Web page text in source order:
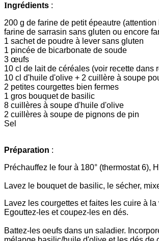
Ingrédients :
200 g de farine de petit épeautre
farine de sarrasin sans gluten ou encore
1 sachet de poudre à lever sans gluten
1 pincée de bicarbonate de soude
3 œufs
10 cl de lait de céréales (voir recette dans
10 cl d'huile d'olive + 2 cuillère à soupe
2 petites courgettes bien fermes
1 gros bouquet de basilic
8 cuillères à soupe d'huile d'olive
2 cuillères à soupe de pignons de pin
Sel
Préparation :
Préchauffez le four à 180° (thermostat 6),
Lavez le bouquet de basilic, le sécher,
Lavez les courgettes et faites les cuire à
Egouttez-les et coupez-les en dés.
Battez-les oeufs dans un saladier.